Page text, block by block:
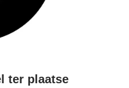
ter plaatse